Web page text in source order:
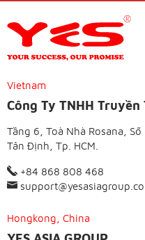
Vietnam
Công Ty TNHH Truyền
Tầng 6, Toà Nhà Rosana,
Tân Định, Tp. HCM.
+84 868 808 468
Hongkong, China